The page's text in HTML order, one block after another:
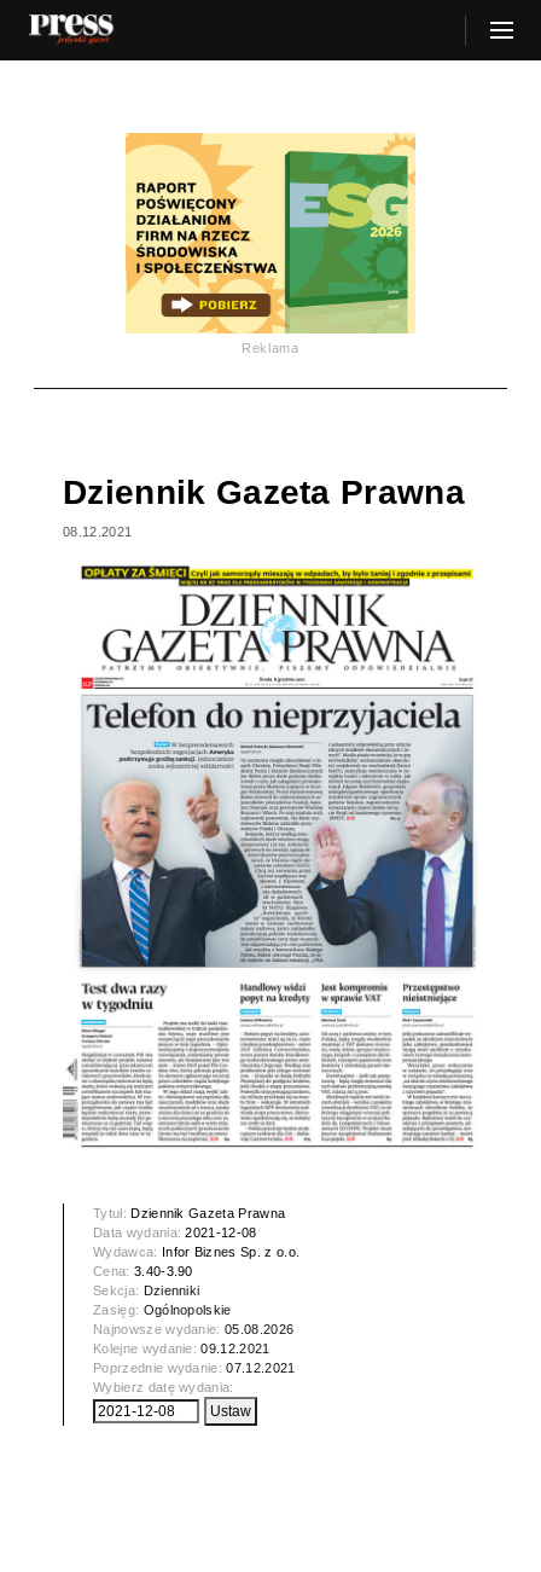
Reklama
Dziennik Gazeta Prawna
08.12.2021
Tytuł: Dziennik Gazeta Prawna
Data wydania:2021-12-08
Wydawca:
Infor Biznes Sp. z o.o.
Cena: 3.40-3.90
Sekcja: Dzienniki
Zasięg: Ogólnopolskie
Najnowsze wydanie:05.08.2026
Kolejne wydanie:09.12.2021
Poprzednie wydanie:07.12.2021
Wybierz datę wydania: